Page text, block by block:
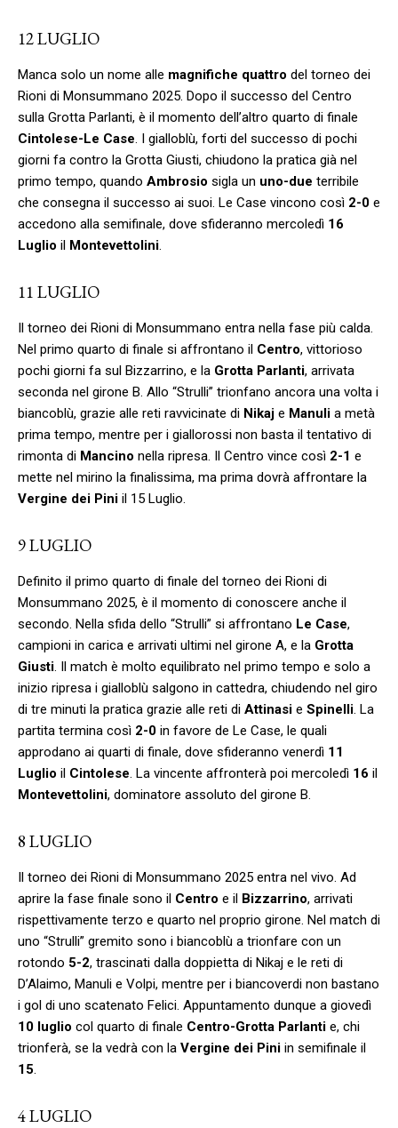
12 LUGLIO
Manca solo un nome alle magnifiche quattro del torneo dei
Rioni di Monsummano 2025. Dopo il successo del Centro
sulla Grotta Parlanti, è il momento dell’altro quarto di finale
Cintolese-Le Case. I gialloblù, forti del successo di pochi
giorni fa contro la Grotta Giusti, chiudono la pratica già nel
primo tempo, quando Ambrosio sigla un uno-due terribile
che consegna il successo ai suoi. Le Case vincono così 2-0 e
accedono alla semifinale, dove sfideranno mercoledì 16
Luglio il Montevettolini.
11 LUGLIO
Il torneo dei Rioni di Monsummano entra nella fase più calda.
Nel primo quarto di finale si affrontano il Centro, vittorioso
pochi giorni fa sul Bizzarrino, e la Grotta Parlanti, arrivata
seconda nel girone B. Allo “Strulli” trionfano ancora una volta i
biancoblù, grazie alle reti ravvicinate di Nikaj e Manuli a metà
prima tempo, mentre per i giallorossi non basta il tentativo di
rimonta di Mancino nella ripresa. Il Centro vince così 2-1 e
mette nel mirino la finalissima, ma prima dovrà affrontare la
Vergine dei Pini il 15 Luglio.
9 LUGLIO
Definito il primo quarto di finale del torneo dei Rioni di
Monsummano 2025, è il momento di conoscere anche il
secondo. Nella sfida dello “Strulli” si affrontano Le Case,
campioni in carica e arrivati ultimi nel girone A, e la Grotta
Giusti. Il match è molto equilibrato nel primo tempo e solo a
inizio ripresa i gialloblù salgono in cattedra, chiudendo nel giro
di tre minuti la pratica grazie alle reti di Attinasi e Spinelli. La
partita termina così 2-0 in favore de Le Case, le quali
approdano ai quarti di finale, dove sfideranno venerdì 11
Luglio il Cintolese. La vincente affronterà poi mercoledì 16 il
Montevettolini, dominatore assoluto del girone B.
8 LUGLIO
Il torneo dei Rioni di Monsummano 2025 entra nel vivo. Ad
aprire la fase finale sono il Centro e il Bizzarrino, arrivati
rispettivamente terzo e quarto nel proprio girone. Nel match di
uno “Strulli” gremito sono i biancoblù a trionfare con un
rotondo 5-2, trascinati dalla doppietta di Nikaj e le reti di
D’Alaimo, Manuli e Volpi, mentre per i biancoverdi non bastano
i gol di uno scatenato Felici. Appuntamento dunque a giovedì
10 luglio col quarto di finale Centro-Grotta Parlanti e, chi
trionferà, se la vedrà con la Vergine dei Pini in semifinale il
15.
4 LUGLIO